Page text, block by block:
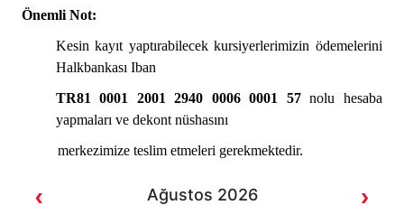
Önemli Not:
Kesin kayıt yaptırabilecek kursiyerlerimizin ödemelerini
Halkbankası Iban
TR81 0001 2001 2940 0006 0001 57nolu hesaba
yapmaları ve dekont nüshasını
merkezimize teslim etmeleri gerekmektedir.
Ağustos 2026